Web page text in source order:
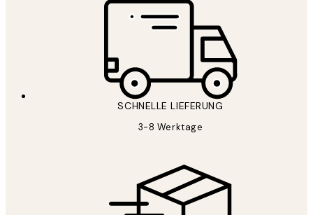
SCHNELLE LIEFERUNG
3-8 Werktage